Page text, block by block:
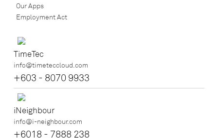
Our Apps
Employment Act
TimeTec
info@timeteccloud.com
+603 - 8070 9933
iNeighbour
info@i-neighbour.com
+6018 - 7888 238